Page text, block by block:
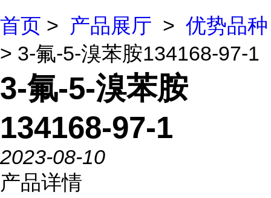
首页 > 产品展厅 > 优势品种
> 3-氟-5-溴苯胺134168-97-1
3-氟-5-溴苯胺
134168-97-1
2023-08-10
产品详情